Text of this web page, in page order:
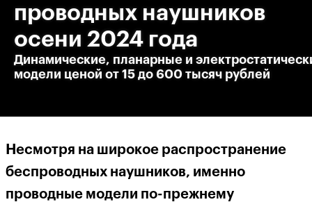
проводных наушников
осени 2024 года
Динамические, планарные и
модели ценой от 15 до 600 тысяч рублей
Несмотря на широкое распространение
беспроводных наушников, именно
проводные модели по-прежнему